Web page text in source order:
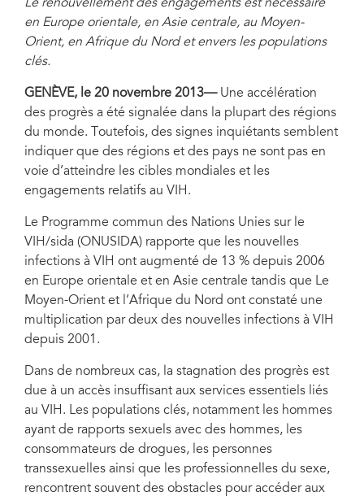
Le renouvellement des engagements est nécessaire
en Europe orientale, en Asie centrale, au Moyen-
Orient, en Afrique du Nord et envers les populations
clés.
GENÈVE, le 20 novembre 2013—Une accélération
des progrès a été signalée dans la plupart des régions
du monde. Toutefois, des signes inquiétants semblent
indiquer que des régions et des pays ne sont pas en
voie d’atteindre les cibles mondiales et les
engagements relatifs au VIH.
Le Programme commun des Nations Unies sur le
VIH/sida (ONUSIDA) rapporte que les nouvelles
infections à VIH ont augmenté de 13 % depuis 2006
en Europe orientale et en Asie centrale tandis que Le
Moyen-Orient et l’Afrique du Nord ont constaté une
multiplication par deux des nouvelles infections à VIH
depuis 2001.
Dans de nombreux cas, la stagnation des progrès est
due à un accès insuffisant aux services essentiels liés
au VIH. Les populations clés, notamment les hommes
ayant de rapports sexuels avec des hommes, les
consommateurs de drogues, les personnes
transsexuelles ainsi que les professionnelles du sexe,
rencontrent souvent des obstacles pour accéder aux